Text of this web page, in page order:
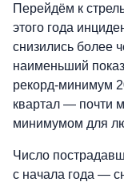
Перейдём к
этого года
снизились более
наименьший
рекорд-минимум
квартал — почти
минимумом для
Число
с начала года —